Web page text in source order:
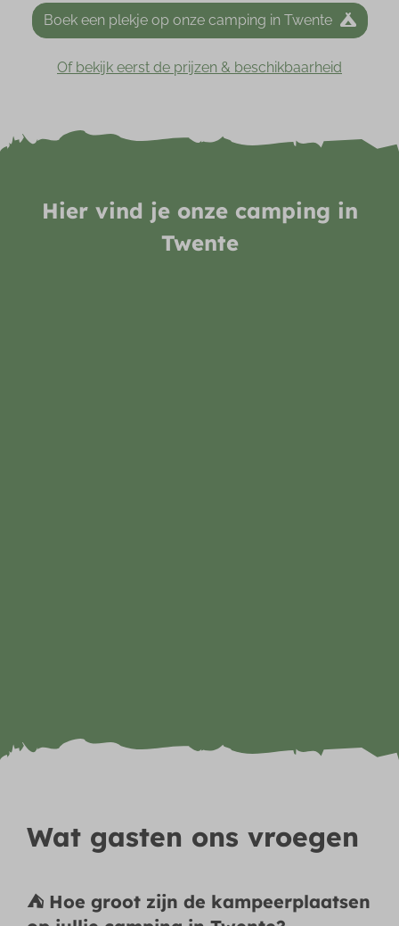
Boek een plekje op onze camping in Twente
Of bekijk eerst de prijzen & beschikbaarheid
Hier vind je onze camping in
Twente
Wat gasten ons vroegen
⛺ Hoe groot zijn de kampeerplaatsen